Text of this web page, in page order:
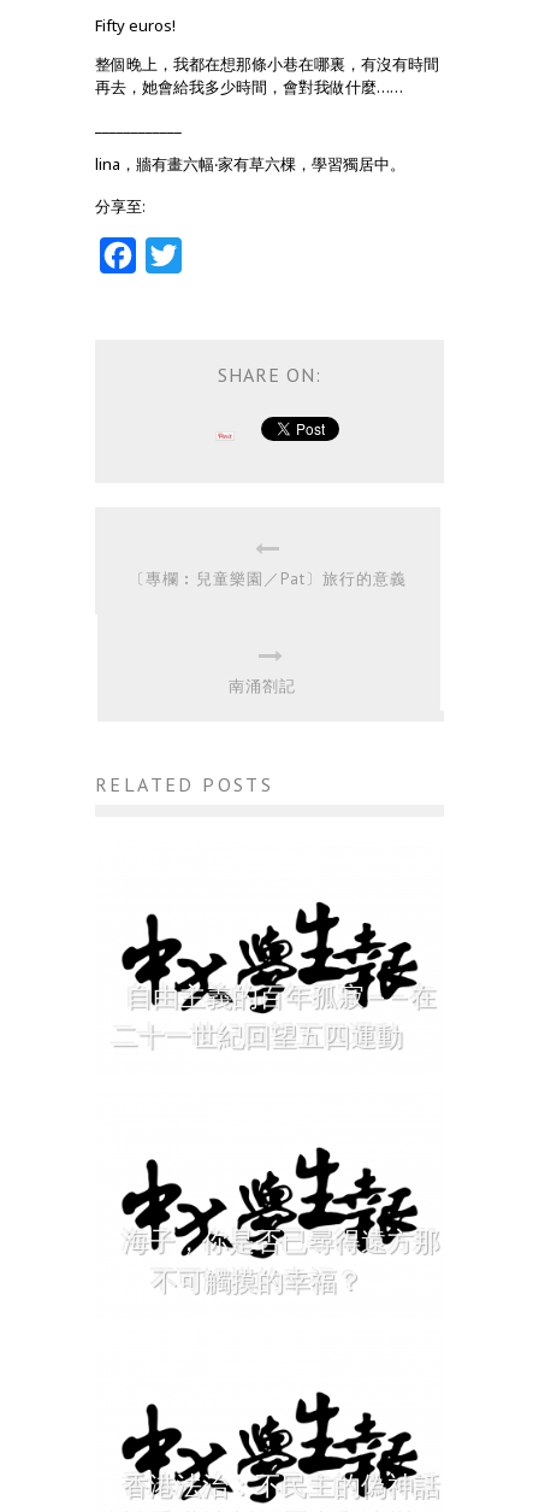
Fifty euros!
整個晚上，我都在想那條小巷在哪裏，有沒有時間
再去，她會給我多少時間，會對我做什麼……
lina，牆有畫六幅‧家有草六棵，學習獨居中。
分享至:
Facebook
SHARE ON:
〔專欄︰兒童樂園／Pat〕旅行的意義
南涌劄記
RELATED POSTS
自由主義的百年孤寂——在
二十一世紀回望五四運動
海子，你是否已尋得遠方那
不可觸摸的幸福？
香港法治：不民主的偽神話